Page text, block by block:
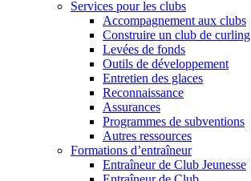
Services pour les clubs
Accompagnement aux clubs
Construire un club de curling
Levées de fonds
Outils de développement
Entretien des glaces
Reconnaissance
Assurances
Programmes de subventions
Autres ressources
Formations d’entraîneur
Entraîneur de Club Jeunesse